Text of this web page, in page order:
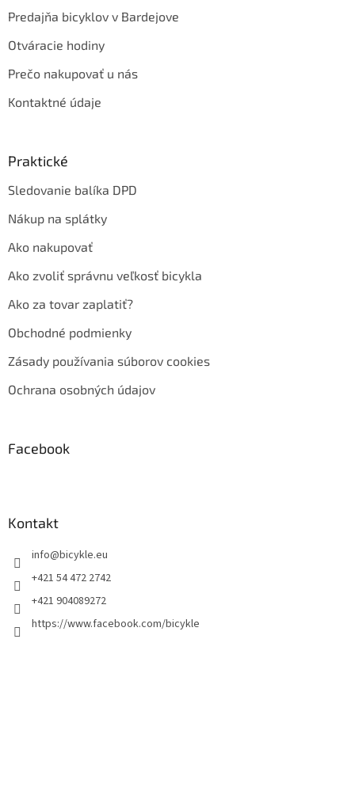
Predajňa bicyklov v Bardejove
Otváracie hodiny
Prečo nakupovať u nás
Kontaktné údaje
Praktické
Sledovanie balíka DPD
Nákup na splátky
Ako nakupovať
Ako zvoliť správnu veľkosť bicykla
Ako za tovar zaplatiť?
Obchodné podmienky
Zásady používania súborov cookies
Ochrana osobných údajov
Facebook
Kontakt
info@bicykle.eu
+421 54 472 2742
+421 904089272
https://www.facebook.com/bicykle